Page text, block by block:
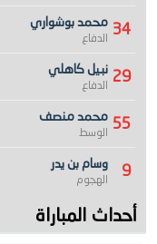
34 محمد بوشواري
الدفاع
29 نبيل كاهلي
الدفاع
55 محمد منصف
الوسط
9 وسام بن يدر
الهجوم
أحداث المباراة